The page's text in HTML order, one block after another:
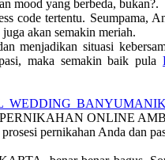
mood yang berbeda, bukan?.
code tertentu. Seumpama,
akan semakin meriah.
menjadikan situasi
maka semakin baik pula
WEDDING BANYUMANIK
PERNIKAHAN ONLINE
pernikahan Anda dan